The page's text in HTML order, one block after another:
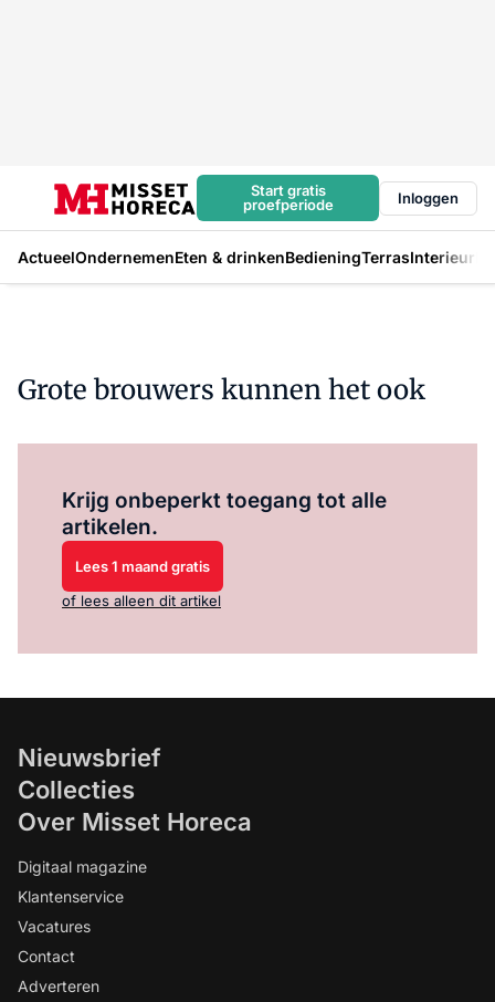
Start gratis
proefperiode
Inloggen
ActueelOndernemenEten & drinkenBedieningTerrasInterieur
Grote brouwers kunnen het ook
Krijg onbeperkt toegang tot alle
artikelen.
Lees 1 maand gratis
of lees alleen dit artikel
Nieuwsbrief
Collecties
Over Misset Horeca
Digitaal magazine
Klantenservice
Vacatures
Contact
Adverteren